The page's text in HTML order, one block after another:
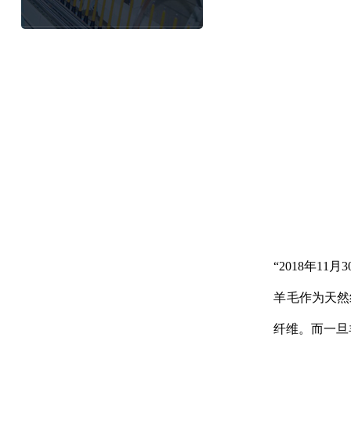
“2018年11月
羊毛作为天
纤维。而一